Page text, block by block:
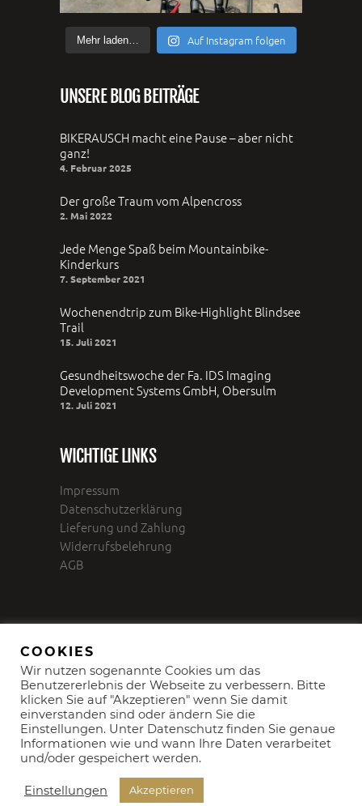
Mehr laden… Auf Instagram folgen
UNSERE BLOG BEITRÄGE
BIKERAUSCH macht eine Pause – aber nicht
ganz!
4. Februar 2025
Der große Traum vom Alpencross
2. Mai 2022
Jede Menge Spaß beim Mountainbike-
Kinderkurs
7. September 2021
Wochenendtrip zum Bike-Highlight Blindsee
Trail
15. Juli 2021
Gesundheitswoche der Fa. IDS Imaging
Development Systems GmbH, Obersulm
12. Juli 2021
WICHTIGE LINKS
Impressum
Datenschutzerklärung
Lieferung und Zahlung
Widerrufsbelehrung
AGB
COOKIES
Wir nutzen sogenannte Cookies um das
Benutzererlebnis der Webseite zu verbessern. Bitte
klicken Sie auf "Akzeptieren" wenn Sie damit
einverstanden sind oder ändern Sie die
Einstellungen. Unter Datenschutz finden Sie genaue
Informationen wie und wann Ihre Daten verarbeitet
und/oder gespeichert werden.
Einstellungen Akzeptieren